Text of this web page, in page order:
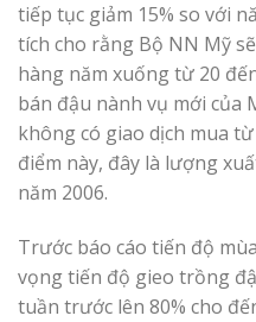
tiếp tục giảm 15% so với
tích cho rằng Bộ NN Mỹ
hàng năm xuống từ 20
bán đậu nành vụ mới của
không có giao dịch mua
điểm này, đây là lượng
năm 2006.
Trước báo cáo tiến độ
vọng tiến độ gieo trồng
tuần trước lên 80% cho